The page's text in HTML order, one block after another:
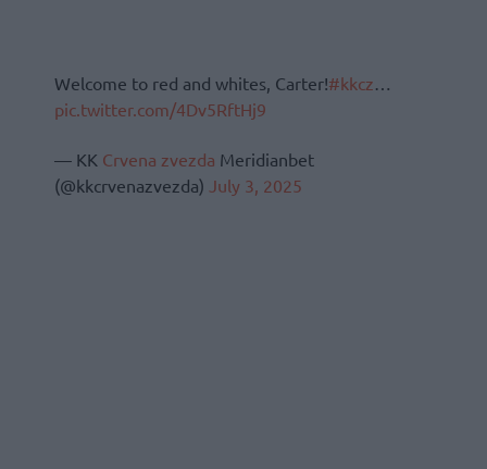
Welcome to red and whites, Carter!#kkcz…
pic.twitter.com/4Dv5RftHj9
— KK Crvena zvezda Meridianbet
(@kkcrvenazvezda) July 3, 2025